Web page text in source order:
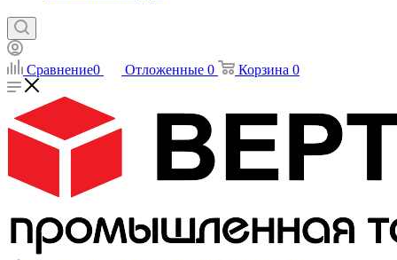
Сравнение0 Отложенные 0 Корзина 0